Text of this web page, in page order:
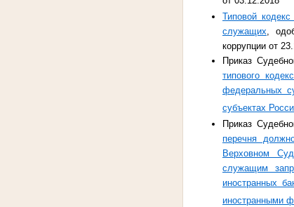
Типовой
служащих,
коррупции от
Приказ
типового
федеральных
субъектах
Приказ
перечня
Верховном
служащим
иностранных
иностранными